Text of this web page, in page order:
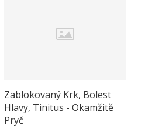
Zablokovaný Krk, Bolest
Hlavy, Tinitus - Okamžitě
Pryč